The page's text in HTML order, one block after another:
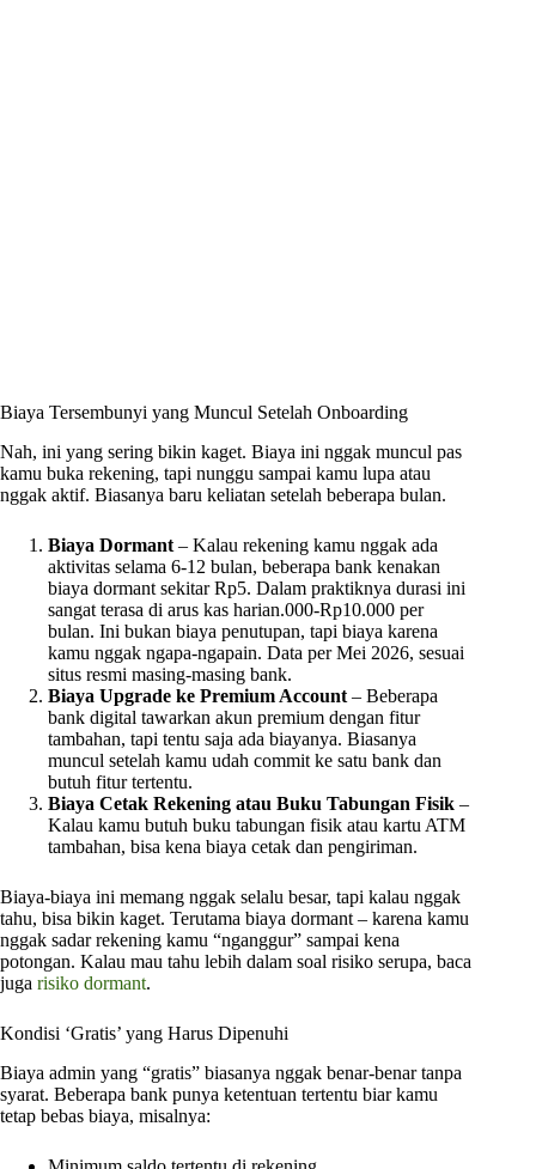
Biaya Tersembunyi yang Muncul Setelah Onboarding
Nah, ini yang sering bikin kaget. Biaya ini nggak muncul pas
kamu buka rekening, tapi nunggu sampai kamu lupa atau
nggak aktif. Biasanya baru keliatan setelah beberapa bulan.
Biaya Dormant – Kalau rekening kamu nggak ada
aktivitas selama 6-12 bulan, beberapa bank kenakan
biaya dormant sekitar Rp5. Dalam praktiknya durasi ini
sangat terasa di arus kas harian.000-Rp10.000 per
bulan. Ini bukan biaya penutupan, tapi biaya karena
kamu nggak ngapa-ngapain. Data per Mei 2026, sesuai
situs resmi masing-masing bank.
Biaya Upgrade ke Premium Account – Beberapa
bank digital tawarkan akun premium dengan fitur
tambahan, tapi tentu saja ada biayanya. Biasanya
muncul setelah kamu udah commit ke satu bank dan
butuh fitur tertentu.
Biaya Cetak Rekening atau Buku Tabungan Fisik –
Kalau kamu butuh buku tabungan fisik atau kartu ATM
tambahan, bisa kena biaya cetak dan pengiriman.
Biaya-biaya ini memang nggak selalu besar, tapi kalau nggak
tahu, bisa bikin kaget. Terutama biaya dormant – karena kamu
nggak sadar rekening kamu “nganggur” sampai kena
potongan. Kalau mau tahu lebih dalam soal risiko serupa, baca
juga risiko dormant.
Kondisi ‘Gratis’ yang Harus Dipenuhi
Biaya admin yang “gratis” biasanya nggak benar-benar tanpa
syarat. Beberapa bank punya ketentuan tertentu biar kamu
tetap bebas biaya, misalnya: